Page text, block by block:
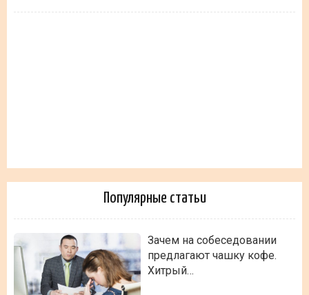
Популярные статьи
Зачем на собеседовании
предлагают чашку кофе.
Хитрый…